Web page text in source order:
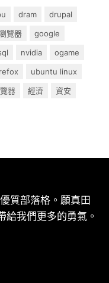
dram
drupal
覽器
google
nvidia
ogame
ubuntu linux
器 經濟
資安
質部落格。願真田
給我們更多的勇氣。